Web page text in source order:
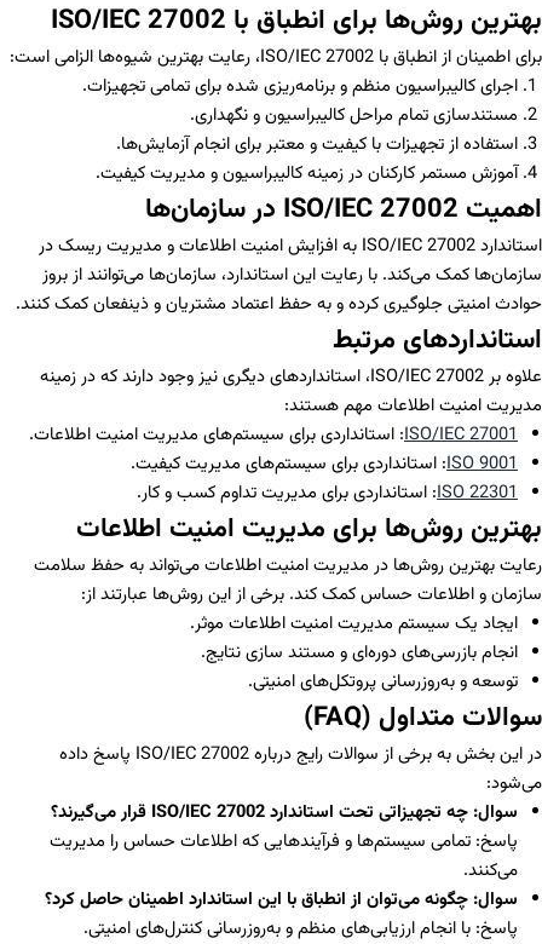
بهترین روش‌ها برای انطباق با ISO/IEC 27002
برای اطمینان از انطباق با ISO/IEC 27002، رعایت بهترین شیوه‌ها الزامی است:
اجرای کالیبراسیون منظم و برنامه‌ریزی شده برای تمامی تجهیزات.
مستندسازی تمام مراحل کالیبراسیون و نگهداری.
استفاده از تجهیزات با کیفیت و معتبر برای انجام آزمایش‌ها.
آموزش مستمر کارکنان در زمینه کالیبراسیون و مدیریت کیفیت.
اهمیت ISO/IEC 27002 در سازمان‌ها
استاندارد ISO/IEC 27002 به افزایش امنیت اطلاعات و مدیریت ریسک در
سازمان‌ها کمک می‌کند. با رعایت این استاندارد، سازمان‌ها می‌توانند از بروز
حوادث امنیتی جلوگیری کرده و به حفظ اعتماد مشتریان و ذینفعان کمک کنند.
استانداردهای مرتبط
علاوه بر ISO/IEC 27002، استانداردهای دیگری نیز وجود دارند که در زمینه
مدیریت امنیت اطلاعات مهم هستند:
ISO/IEC 27001: استانداردی برای سیستم‌های مدیریت امنیت اطلاعات.
ISO 9001: استانداردی برای سیستم‌های مدیریت کیفیت.
ISO 22301: استانداردی برای مدیریت تداوم کسب و کار.
بهترین روش‌ها برای مدیریت امنیت اطلاعات
رعایت بهترین روش‌ها در مدیریت امنیت اطلاعات می‌تواند به حفظ سلامت
سازمان و اطلاعات حساس کمک کند. برخی از این روش‌ها عبارتند از:
ایجاد یک سیستم مدیریت امنیت اطلاعات موثر.
انجام بازرسی‌های دوره‌ای و مستند سازی نتایج.
توسعه و به‌روزرسانی پروتکل‌های امنیتی.
سوالات متداول (FAQ)
در این بخش به برخی از سوالات رایج درباره ISO/IEC 27002 پاسخ داده
می‌شود:
سوال: چه تجهیزاتی تحت استاندارد ISO/IEC 27002 قرار می‌گیرند؟
پاسخ: تمامی سیستم‌ها و فرآیندهایی که اطلاعات حساس را مدیریت
می‌کنند.
سوال: چگونه می‌توان از انطباق با این استاندارد اطمینان حاصل کرد؟
پاسخ: با انجام ارزیابی‌های منظم و به‌روزرسانی کنترل‌های امنیتی.